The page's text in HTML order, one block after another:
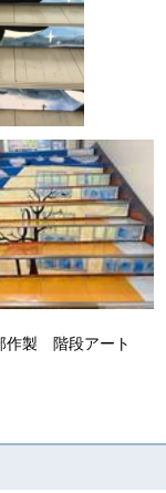
製 階段アート